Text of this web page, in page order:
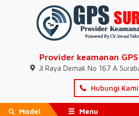
Provider keamanan
Jl Raya Demak No 167 A
Hubungi Kami
Model Menu